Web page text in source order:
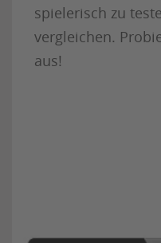
spielerisch zu
vergleichen.
aus!